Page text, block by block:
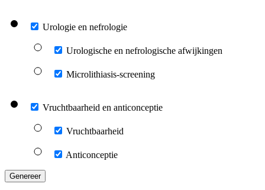
Urologie en nefrologie
Urologische en nefrologische afwijkingen
Microlithiasis-screening
Vruchtbaarheid en anticonceptie
Vruchtbaarheid
Anticonceptie
Genereer